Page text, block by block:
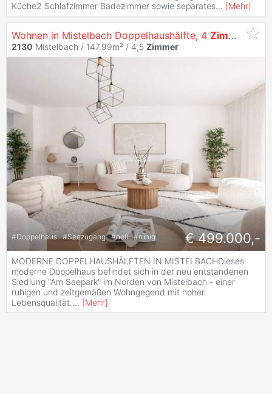
Küche2 Schlafzimmer Badezimmer sowie separates... [Mehr]
Wohnen in Mistelbach Doppelhaushälfte, 4 Zimmer ,
2130 Mistelbach / 147,99m² / 4,5 Zimmer
#Doppelhaus #Seezugang #hell #ruhig € 499.000,-
MODERNE DOPPELHAUSHÄLFTEN IN MISTELBACHDieses
moderne Doppelhaus befindet sich in der neu entstandenen
Siedlung "Am Seepark" im Norden von Mistelbach - einer
ruhigen und zeitgemäßen Wohngegend mit hoher
Lebensqualität.... [Mehr]